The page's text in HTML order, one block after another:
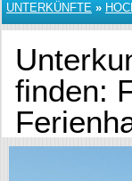
UNTERKÜNFTE »
finden: